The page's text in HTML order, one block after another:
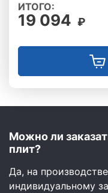
ИТОГО:
19 094 ₽
Можно ли
плит?
Да, на
индивидуальному